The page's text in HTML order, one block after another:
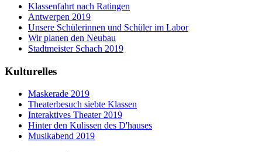
Klassenfahrt nach Ratingen
Antwerpen 2019
Unsere Schülerinnen und Schüler im Labor
Wir planen den Neubau
Stadtmeister Schach 2019
Kulturelles
Maskerade 2019
Theaterbesuch siebte Klassen
Interaktives Theater 2019
Hinter den Kulissen des D'hauses
Musikabend 2019